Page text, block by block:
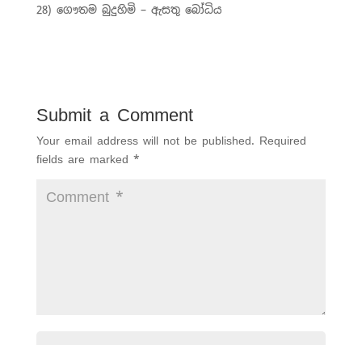
28) ගෞතම බුදුහිමි – ඇසතු බෝධිය
Submit a Comment
Your email address will not be published. Required
fields are marked *